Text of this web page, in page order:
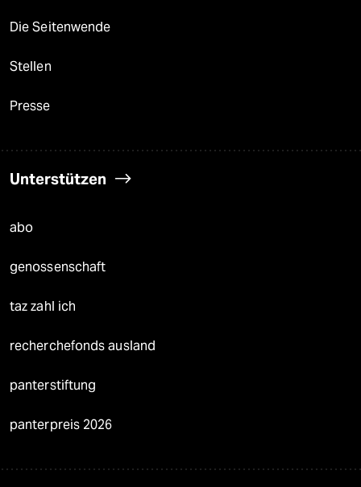
Die Seitenwende
Stellen
Presse
Unterstützen
abo
genossenschaft
taz zahl ich
recherchefonds ausland
panterstiftung
panterpreis 2026